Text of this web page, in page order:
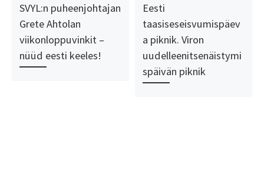
SVYL:n puheenjohtajan
Grete Ahtolan
viikonloppuvinkit –
nüüd eesti keeles!
Eesti
taasiseseisvumispäev
a piknik. Viron
uudelleenitsenäistymi
späivän piknik